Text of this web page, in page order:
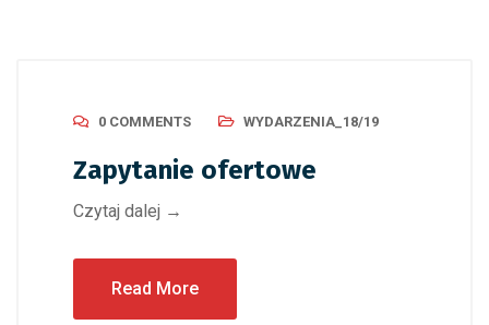
0 COMMENTS WYDARZENIA_18/19
Zapytanie ofertowe
Czytaj dalej →
Read More